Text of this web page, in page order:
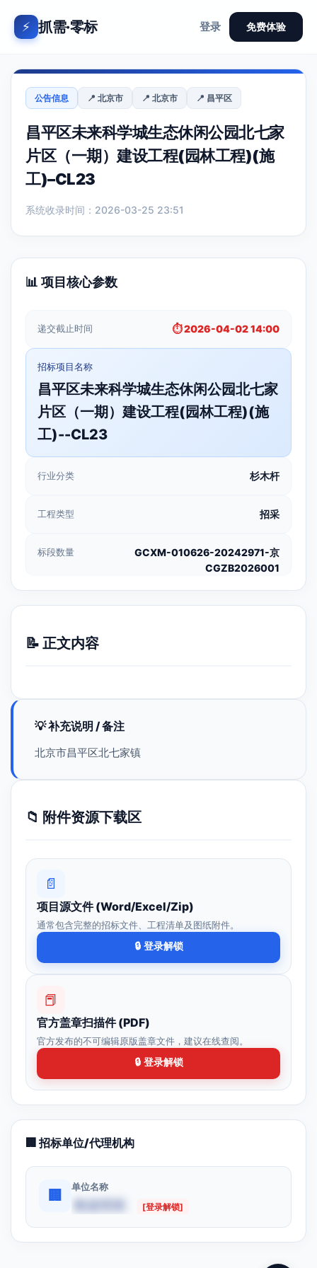
⚡ 抓需·零标 登录 免费体验
公告信息 📍 北京市 📍 北京市 📍 昌平区
昌平区未来科学城生态休闲公园北七家
片区（一期）建设工程(园林工程)(施
工)–CL23
系统收录时间：2026-03-25 23:51
📊 项目核心参数
递交截止时间 ⏱️ 2026-04-02 14:00
招标项目名称
昌平区未来科学城生态休闲公园北七家
片区（一期）建设工程(园林工程)(施
工)--CL23
行业分类 杉木杆
工程类型 招采
标段数量
GCXM-010626-20242971-京
CGZB2026001
📝 正文内容
💡 补充说明 / 备注
北京市昌平区北七家镇
📁 附件资源下载区
📄
项目源文件 (Word/Excel/Zip)
通常包含完整的招标文件、工程清单及图纸附件。
🔒 登录解锁
📕
官方盖章扫描件 (PDF)
官方发布的不可编辑原版盖章文件，建议在线查阅。
🔒 登录解锁
🏢 招标单位/代理机构
🏢
单位名称
[登录解锁]